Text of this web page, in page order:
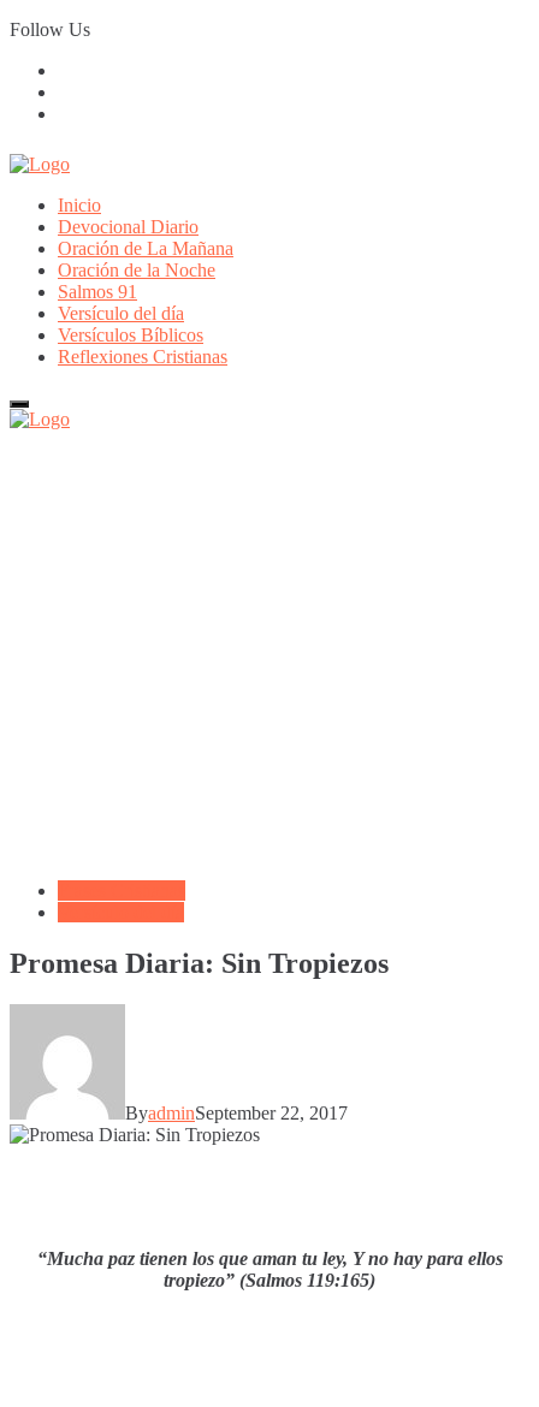
Skip
to
Follow Us
Inicio
Devocional Diario
Oración de La Mañana
Oración de la Noche
Salmos 91
Versículo del día
Versículos Bíblicos
Reflexiones Cristianas
Promesa Diaria: Sin Tropiezos
ByadminSeptember 22, 2017
“Mucha paz tienen los que aman tu ley, Y no hay para ellos
tropiezo” (Salmos 119:165)